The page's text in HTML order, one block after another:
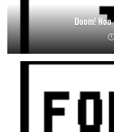
Doom!